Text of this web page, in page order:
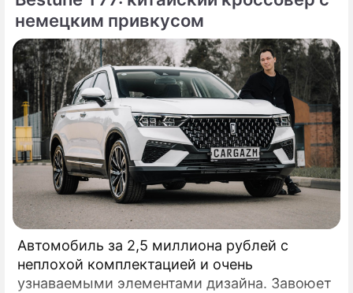
немецким привкусом
Автомобиль за 2,5 миллиона рублей с
неплохой комплектацией и очень
узнаваемыми элементами дизайна. Завоюет